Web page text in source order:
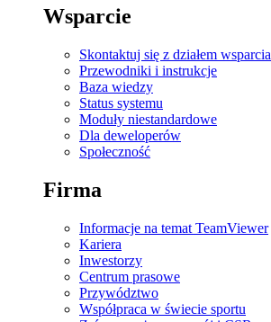
Wsparcie
Skontaktuj się z działem wsparcia
Przewodniki i instrukcje
Baza wiedzy
Status systemu
Moduły niestandardowe
Dla deweloperów
Społeczność
Firma
Informacje na temat TeamViewer
Kariera
Inwestorzy
Centrum prasowe
Przywództwo
Współpraca w świecie sportu